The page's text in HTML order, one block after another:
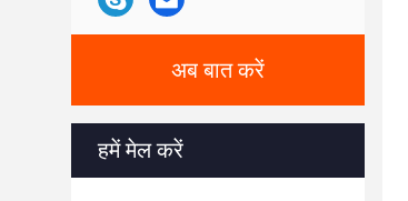
अब बात करें
हमें मेल करें